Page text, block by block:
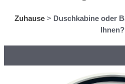
Zuhause> Duschkabine oder
Ihnen?